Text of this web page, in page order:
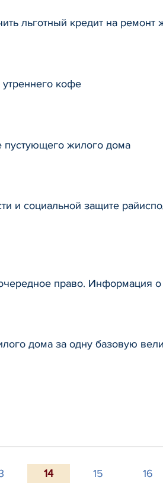
льготный кредит на ремонт
утреннего кофе
жилого дома
и социальной защите
право. Информация
дома за одну базовую
14 15 16